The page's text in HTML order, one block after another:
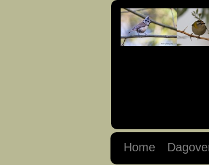
Home